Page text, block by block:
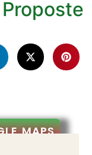
MAPS